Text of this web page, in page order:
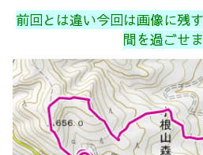
前回とは違い今回は画像に残
間を過ごせ